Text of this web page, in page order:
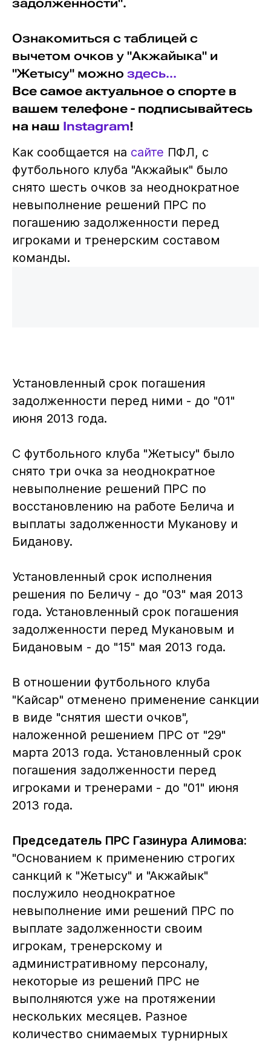
задолженности".
Ознакомиться с таблицей с
вычетом очков у "Акжайыка" и
"Жетысу" можно здесь...
Все самое актуальное о спорте в
вашем телефоне - подписывайтесь
на наш Instagram!
Как сообщается на сайте ПФЛ, с
футбольного клуба "Акжайык" было
снято шесть очков за неоднократное
невыполнение решений ПРС по
погашению задолженности перед
игроками и тренерским составом
команды.
Установленный срок погашения
задолженности перед ними - до "01"
июня 2013 года.
С футбольного клуба "Жетысу" было
снято три очка за неоднократное
невыполнение решений ПРС по
восстановлению на работе Белича и
выплаты задолженности Муканову и
Биданову.
Установленный срок исполнения
решения по Беличу - до "03" мая 2013
года. Установленный срок погашения
задолженности перед Мукановым и
Бидановым - до "15" мая 2013 года.
В отношении футбольного клуба
"Кайсар" отменено применение санкции
в виде "снятия шести очков",
наложенной решением ПРС от "29"
марта 2013 года. Установленный срок
погашения задолженности перед
игроками и тренерами - до "01" июня
2013 года.
Председатель ПРС Газинура Алимова:
"Основанием к применению строгих
санкций к "Жетысу" и "Акжайык"
послужило неоднократное
невыполнение ими решений ПРС по
выплате задолженности своим
игрокам, тренерскому и
административному персоналу,
некоторые из решений ПРС не
выполняются уже на протяжении
нескольких месяцев. Разное
количество снимаемых турнирных